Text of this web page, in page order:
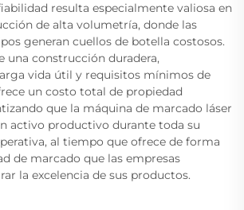
resulta especialmente valiosa en
de alta volumetría, donde las
generan cuellos de botella costosos.
una construcción duradera,
vida útil y requisitos mínimos de
un costo total de propiedad
que la máquina de marcado láser
activo productivo durante toda su
al tiempo que ofrece de forma
de marcado que las empresas
la excelencia de sus productos.